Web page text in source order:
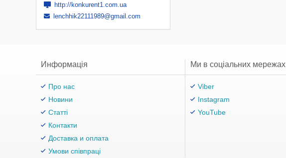
http://konkurent1.com.ua
lenchhik22111989@gmail.com
Информація
Про нас
Новини
Статті
Контакти
Доставка и оплата
Умови співпраці
Ми в соціальних мережах
Viber
Instagram
YouTube